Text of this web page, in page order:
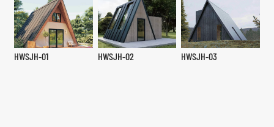
HWSJH-01 HWSJH-02 HWSJH-03